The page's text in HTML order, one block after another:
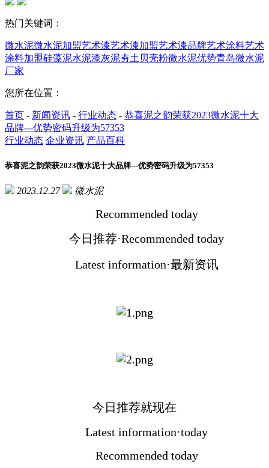
热门关键词：
微水泥微水泥加盟艺术漆艺术漆加盟艺术漆品牌艺术涂料艺术
涂料加盟硅藻泥水泥漆灰泥夯土 贝壳粉微水泥优势青岛微水泥
厂家
您所在位置：
首页 - 新闻资讯 - 行业动态 - 恭喜泥之韵荣获2023微水泥十大
品牌---优势密码升级为57353
行业动态 企业资讯 产品百科
恭喜泥之韵荣获2023微水泥十大品牌---优势密码升级为57353
2023.12.27 微水泥
Recommended today
今日推荐·Recommended today
Latest information·最新资讯
今日推荐就现在
Latest information·today
Recommended today